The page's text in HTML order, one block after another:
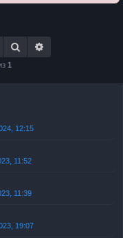
Поиск
1
12:15
11:52
11:39
19:07